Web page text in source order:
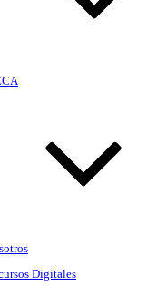
Digitales